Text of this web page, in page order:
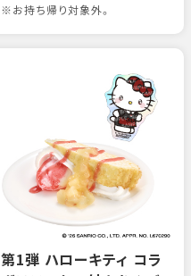
※お持ち帰り対象外。
第1弾 ハローキティ コラ